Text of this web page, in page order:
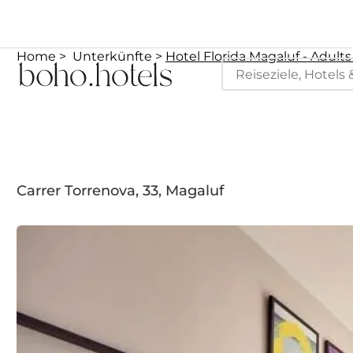
Home Unterkünfte Hotel Florida Magaluf -
Carrer Torrenova, 33, Magaluf